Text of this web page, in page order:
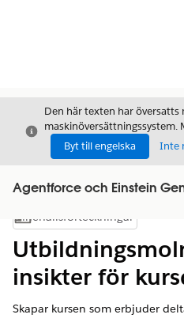
Stäng
Den här texten har översatts
maskinöversättningssystem.
Byt till engelska
Inte
Agentforce och Einstein
Visa innehållsförteckning
Innehållsförteckningar
insikter för
Skapar kursen som erbjuder